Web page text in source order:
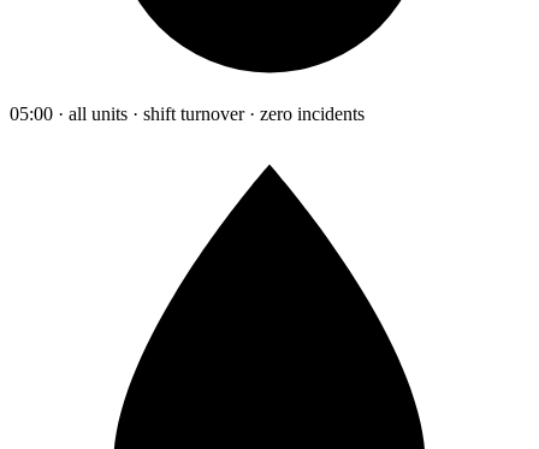
05:00 · all units · shift turnover · zero incidents